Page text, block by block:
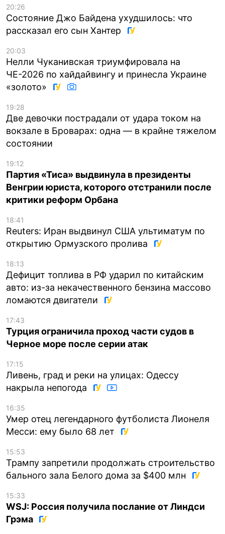
20:26
Состояние Джо Байдена ухудшилось: что
рассказал его сын Хантер
20:03
Нелли Чуканивская триумфировала на
ЧЕ-2026 по хайдайвингу и принесла Украине
«золото»
19:28
Две девочки пострадали от удара током на
вокзале в Броварах: одна — в крайне тяжелом
состоянии
19:12
Партия «Тиса» выдвинула в президенты
Венгрии юриста, которого отстранили после
критики реформ Орбана
18:41
Reuters: Иран выдвинул США ультиматум по
открытию Ормузского пролива
18:13
Дефицит топлива в РФ ударил по китайским
авто: из-за некачественного бензина массово
ломаются двигатели
17:43
Турция ограничила проход части судов в
Черное море после серии атак
17:15
Ливень, град и реки на улицах: Одессу
накрыла непогода
16:35
Умер отец легендарного футболиста Лионеля
Месси: ему было 68 лет
15:53
Трампу запретили продолжать строительство
бального зала Белого дома за $400 млн
15:33
WSJ: Россия получила послание от Линдси
Грэма